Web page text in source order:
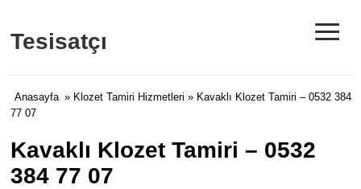
Tesisatçı ≡
Anasayfa » Klozet Tamiri Hizmetleri » Kavaklı Klozet Tamiri – 0532 384
77 07
Kavaklı Klozet Tamiri – 0532
384 77 07